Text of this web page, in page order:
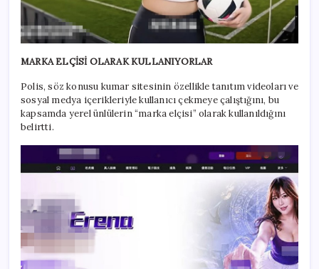
MARKA ELÇİSİ OLARAK KULLANIYORLAR
Polis, söz konusu kumar sitesinin özellikle tanıtım videoları ve
sosyal medya içerikleriyle kullanıcı çekmeye çalıştığını, bu
kapsamda yerel ünlülerin “marka elçisi” olarak kullanıldığını
belirtti.